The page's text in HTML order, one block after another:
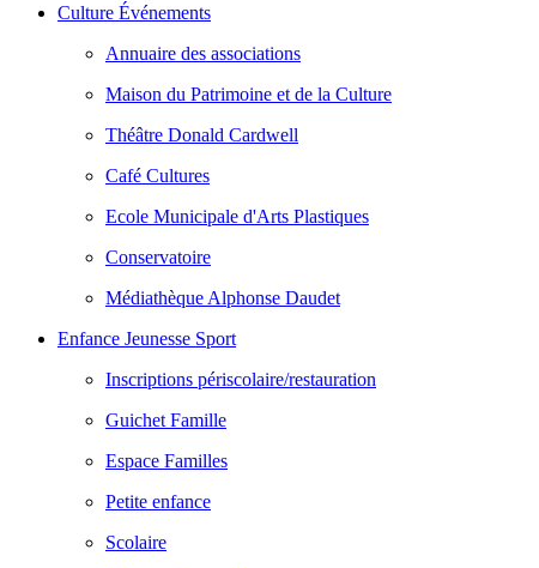
Culture Événements
Annuaire des associations
Maison du Patrimoine et de la Culture
Théâtre Donald Cardwell
Café Cultures
Ecole Municipale d'Arts Plastiques
Conservatoire
Médiathèque Alphonse Daudet
Enfance Jeunesse Sport
Inscriptions périscolaire/restauration
Guichet Famille
Espace Familles
Petite enfance
Scolaire